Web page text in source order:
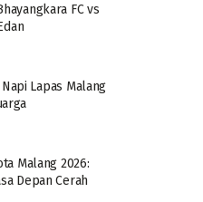
FC vs
Lapas Malang
Malang 2026:
Depan Cerah